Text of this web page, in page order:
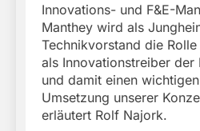
Innovations- und F&E-
Manthey wird als
Technikvorstand die
als Innovationstreiber
und damit einen
Umsetzung unserer
erläutert Rolf Najork.